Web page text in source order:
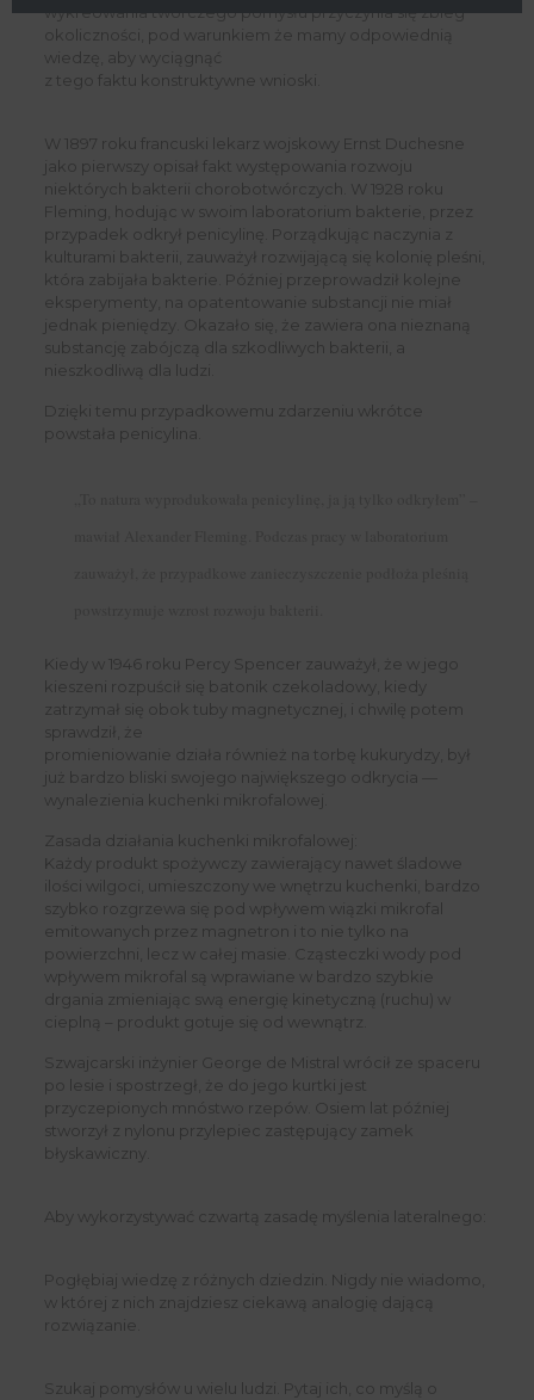
wykreowania twórczego pomysłu przyczynia się zbieg
okoliczności, pod warunkiem że mamy odpowiednią
wiedzę, aby wyciągnąć
z tego faktu konstruktywne wnioski.
W 1897 roku francuski lekarz wojskowy Ernst Duchesne
jako pierwszy opisał fakt występowania rozwoju
niektórych bakterii chorobotwórczych. W 1928 roku
Fleming, hodując w swoim laboratorium bakterie, przez
przypadek odkrył penicylinę. Porządkując naczynia z
kulturami bakterii, zauważył rozwijającą się kolonię pleśni,
która zabijała bakterie. Później przeprowadził kolejne
eksperymenty, na opatentowanie substancji nie miał
jednak pieniędzy. Okazało się, że zawiera ona nieznaną
substancję zabójczą dla szkodliwych bakterii, a
nieszkodliwą dla ludzi.
Dzięki temu przypadkowemu zdarzeniu wkrótce
powstała penicylina.
Kiedy w 1946 roku Percy Spencer zauważył, że w jego
kieszeni rozpuścił się batonik czekoladowy, kiedy
zatrzymał się obok tuby magnetycznej, i chwilę potem
sprawdził, że
promieniowanie działa również na torbę kukurydzy, był
już bardzo bliski swojego największego odkrycia —
wynalezienia kuchenki mikrofalowej.
Zasada działania kuchenki mikrofalowej:
Każdy produkt spożywczy zawierający nawet śladowe
ilości wilgoci, umieszczony we wnętrzu kuchenki, bardzo
szybko rozgrzewa się pod wpływem wiązki mikrofal
emitowanych przez magnetron i to nie tylko na
powierzchni, lecz w całej masie. Cząsteczki wody pod
wpływem mikrofal są wprawiane w bardzo szybkie
drgania zmieniając swą energię kinetyczną (ruchu) w
cieplną – produkt gotuje się od wewnątrz.
Szwajcarski inżynier George de Mistral wrócił ze spaceru
po lesie i spostrzegł, że do jego kurtki jest
przyczepionych mnóstwo rzepów. Osiem lat później
stworzył z nylonu przylepiec zastępujący zamek
błyskawiczny.
Aby wykorzystywać czwartą zasadę myślenia lateralnego:
Pogłębiaj wiedzę z różnych dziedzin. Nigdy nie wiadomo,
w której z nich znajdziesz ciekawą analogię dającą
rozwiązanie.
Szukaj pomysłów u wielu ludzi. Pytaj ich, co myślą o